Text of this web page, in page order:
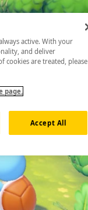
active. With your
and deliver
cookies are treated, please
page.
Accept All